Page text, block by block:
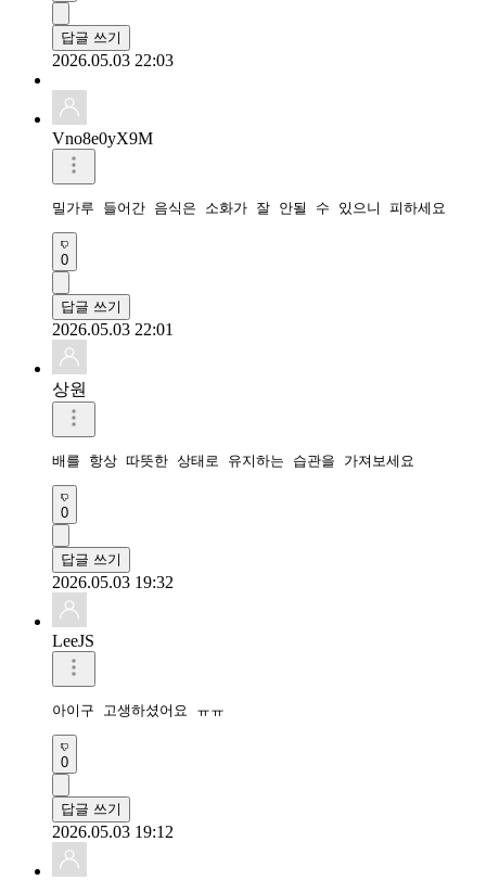
답글 쓰기
2026.05.03 22:03
Vno8e0yX9M
밀가루 들어간 음식은 소화가 잘 안될 수 있으니 피하세요
0
답글 쓰기
2026.05.03 22:01
상원
배를 항상 따뜻한 상태로 유지하는 습관을 가져보세요
0
답글 쓰기
2026.05.03 19:32
LeeJS
아이구 고생하셨어요 ㅠㅠ
0
답글 쓰기
2026.05.03 19:12